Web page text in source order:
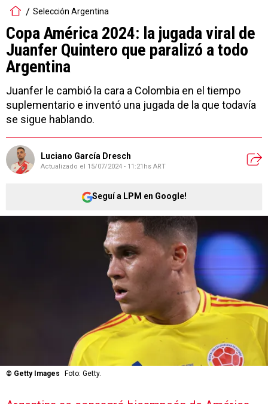
Selección Argentina
Copa América 2024: la jugada viral de
Juanfer Quintero que paralizó a todo
Argentina
Juanfer le cambió la cara a Colombia en el tiempo
suplementario e inventó una jugada de la que todavía
se sigue hablando.
Luciano García Dresch
Actualizado el 15/07/2024 - 11:21hs ART
Seguí a LPM en Google!
© Getty Images Foto: Getty.